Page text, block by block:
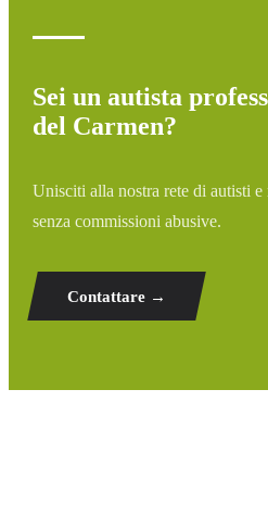
Sei un autista
del Carmen?
Unisciti alla nostra rete di autisti
senza commissioni abusive.
Contattare →